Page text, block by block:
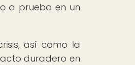
a prueba en un
así como la
duradero en